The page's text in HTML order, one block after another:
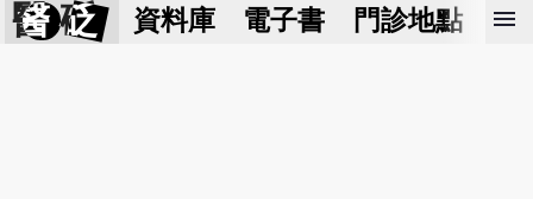
醫 砭 資料庫 電子書 門診地點 預
menu